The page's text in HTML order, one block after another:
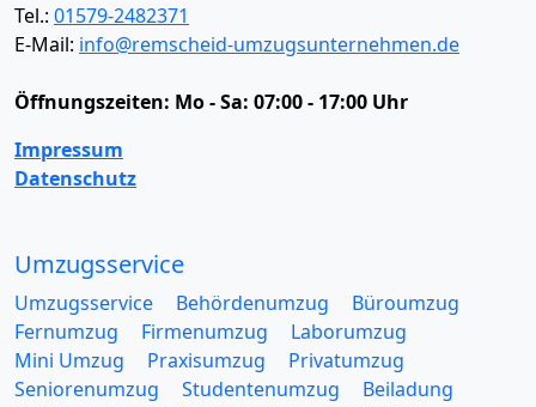
Tel.: 01579-2482371
E-Mail: info@remscheid-umzugsunternehmen.de
Öffnungszeiten: Mo - Sa: 07:00 - 17:00 Uhr
Impressum
Datenschutz
Umzugsservice
Umzugsservice Behördenumzug
Büroumzug
Fernumzug
Firmenumzug
Laborumzug
Mini Umzug
Praxisumzug
Privatumzug
Seniorenumzug
Studentenumzug
Beiladung